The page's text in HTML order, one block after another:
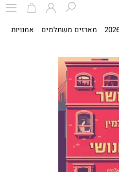
מארזים משתלמים אמנויות